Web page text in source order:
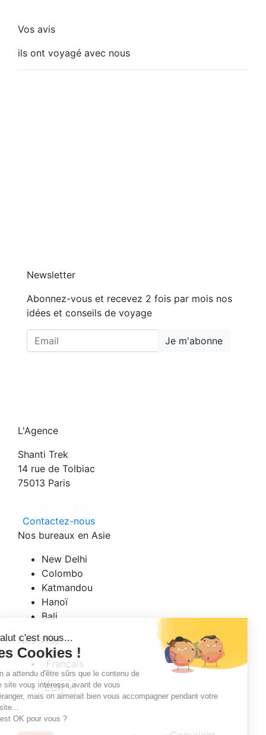
Vos avis
ils ont voyagé avec nous
Newsletter
Abonnez-vous et recevez 2 fois par mois nos
idées et conseils de voyage
Je m'abonne
L'Agence
Shanti Trek
14 rue de Tolbiac
75013 Paris
Contactez-nous
Nos bureaux en Asie
New Delhi
Colombo
Katmandou
Hanoï
Bali
Nos sites
Français
Salut c'est nous...
les Cookies !
On a attendu d'être sûrs que le contenu de
ce site vous intéresse avant de vous
déranger, mais on aimerait bien vous accompagner pendant votre
C'est OK pour vous ?